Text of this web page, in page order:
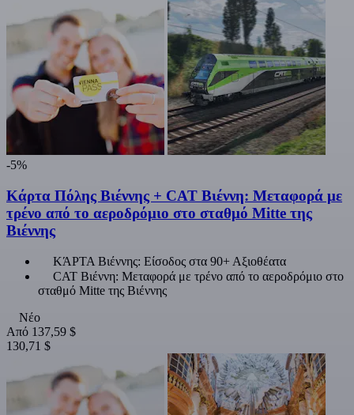
-5%
Κάρτα Πόλης Βιέννης + CAT Βιέννη: Μεταφορά με
τρένο από το αεροδρόμιο στο σταθμό Mitte της
Βιέννης
ΚΆΡΤΑ Βιέννης: Είσοδος στα 90+ Αξιοθέατα
CAT Βιέννη: Μεταφορά με τρένο από το αεροδρόμιο στο
σταθμό Mitte της Βιέννης
Νέο
Από 137,59 $
130,71 $